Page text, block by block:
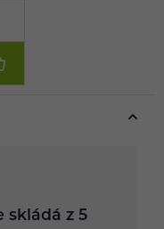
skládá z 5